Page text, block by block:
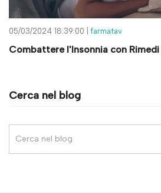
Cerca nel blog
05/03/2024 18:39:00 | farmatav
Combattere l'Insonnia con